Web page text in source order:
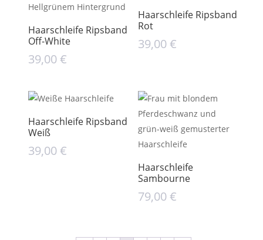
Haarschleife Ripsband
Off-White
39,00€
Haarschleife Ripsband
Rot
39,00€
Haarschleife Ripsband
Weiß
39,00€
Haarschleife
Sambourne
79,00€